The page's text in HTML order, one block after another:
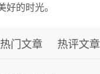
的时光。
热门文章 热评文章